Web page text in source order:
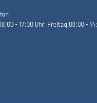
- 17:00 Uhr, Freitag 08:00 -